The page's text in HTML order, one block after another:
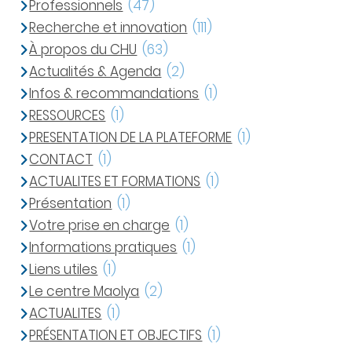
Professionnels (47)
Recherche et innovation (111)
À propos du CHU (63)
Actualités & Agenda (2)
Infos & recommandations (1)
RESSOURCES (1)
PRESENTATION DE LA PLATEFORME (1)
CONTACT (1)
ACTUALITES ET FORMATIONS (1)
Présentation (1)
Votre prise en charge (1)
Informations pratiques (1)
Liens utiles (1)
Le centre Maolya (2)
ACTUALITES (1)
PRÉSENTATION ET OBJECTIFS (1)